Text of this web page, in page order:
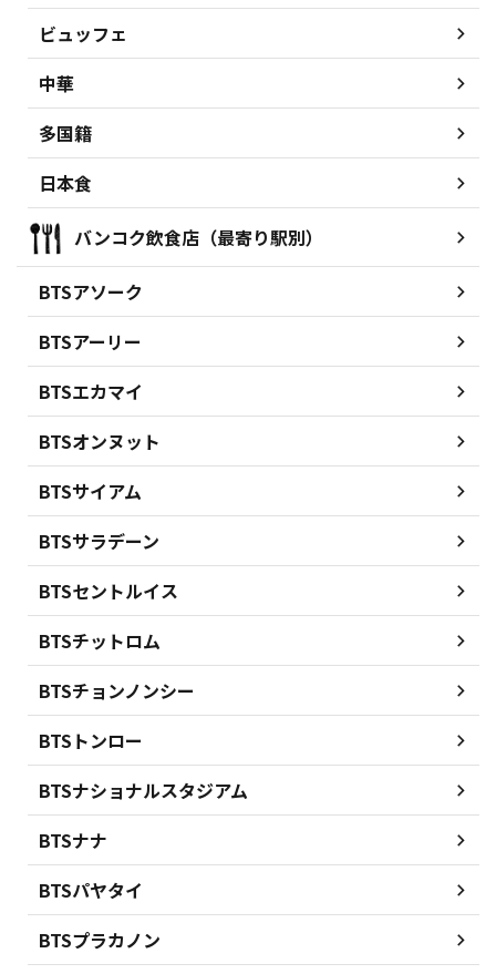
ビュッフェ
中華
多国籍
日本食
バンコク飲食店（最寄り駅別）
BTSアソーク
BTSアーリー
BTSエカマイ
BTSオンヌット
BTSサイアム
BTSサラデーン
BTSセントルイス
BTSチットロム
BTSチョンノンシー
BTSトンロー
BTSナショナルスタジアム
BTSナナ
BTSパヤタイ
BTSプラカノン